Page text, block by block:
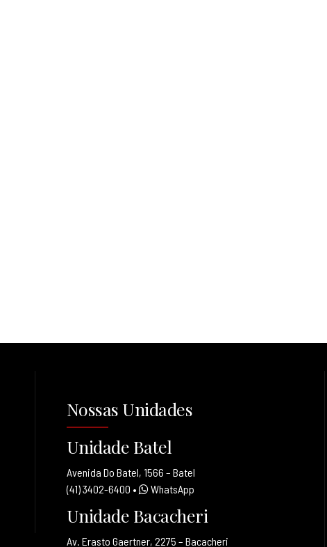
Nossas Unidades
Unidade Batel
Avenida Do Batel, 1566 – Batel
(41) 3402-6400 • WhatsApp
Unidade Bacacheri
Av. Erasto Gaertner, 2275 – Bacacheri